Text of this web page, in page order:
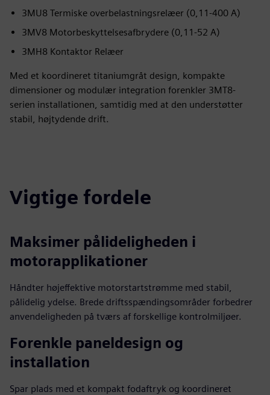
3MU8 Termiske overbelastningsrelæer (0,11-400 A)
3MV8 Motorbeskyttelsesafbrydere (0,11-52 A)
3MH8 Kontaktor Relæer
Med et koordineret titaniumgråt design, kompakte
dimensioner og modulær integration forenkler 3MT8-
serien installationen, samtidig med at den understøtter
stabil, højtydende drift.
Vigtige fordele
Maksimer pålideligheden i
motorapplikationer
Håndter højeffektive motorstartstrømme med stabil,
pålidelig ydelse. Brede driftsspændingsområder forbedrer
anvendeligheden på tværs af forskellige kontrolmiljøer.
Forenkle paneldesign og
installation
Spar plads med et kompakt fodaftryk og koordineret